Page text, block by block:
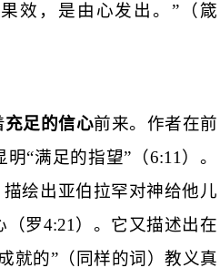
效，是由心发出。”（箴
充足的信心前来。作者在前
“满足的指望”（6:11 ）。
描绘出亚伯拉罕对神给他儿
（罗4:21 ）。它又描述出在
就的”（同样的词）教义真